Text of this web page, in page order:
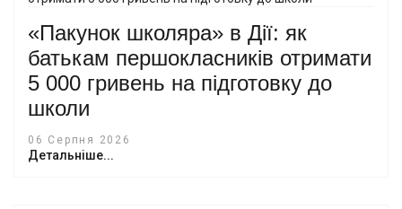
«Пакунок школяра» в Дії: як
батькам першокласників отримати
5 000 гривень на підготовку до
школи
06 Серпня 2026
Детальніше...